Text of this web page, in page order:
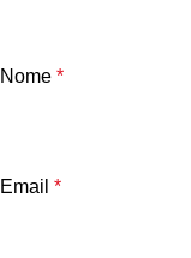
Nome *
Email *